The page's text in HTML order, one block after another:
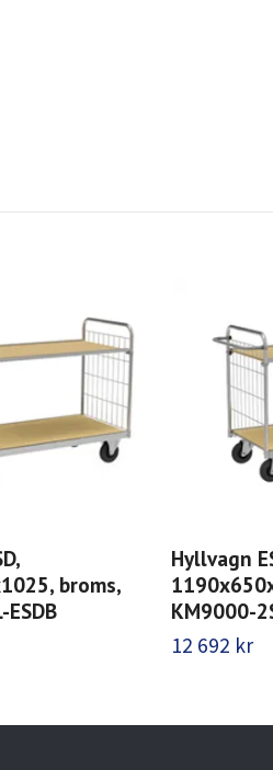
broms,
Hyllvagn
KM9000-
12 692 kr